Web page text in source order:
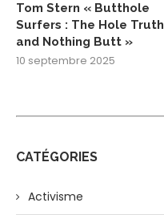
Tom Stern « Butthole
Surfers : The Hole Truth
and Nothing Butt »
10 septembre 2025
CATÉGORIES
Activisme